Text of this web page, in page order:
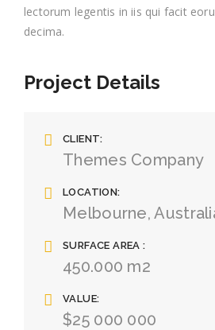
lectorum legentis in iis qui facit
decima.
Project Details
CLIENT
Themes Company
LOCATION
Melbourne,
SURFACE AREA
450.000 m2
VALUE
$25 000 000